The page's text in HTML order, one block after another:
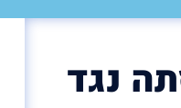
נגד